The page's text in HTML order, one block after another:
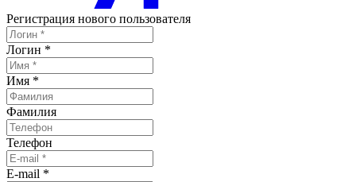
Регистрация нового пользователя
Логин *
Имя *
Фамилия
Телефон
E-mail *